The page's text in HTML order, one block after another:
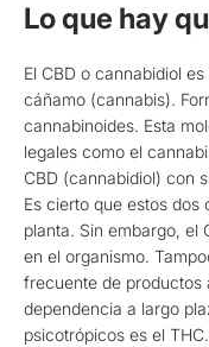
Lo que hay
El CBD o cannabidiol
cáñamo (cannabis).
cannabinoides. Esta
legales como el
CBD (cannabidiol) con
Es cierto que estos dos
planta. Sin embargo, el
en el organismo.
frecuente de productos
dependencia a largo
psicotrópicos es el